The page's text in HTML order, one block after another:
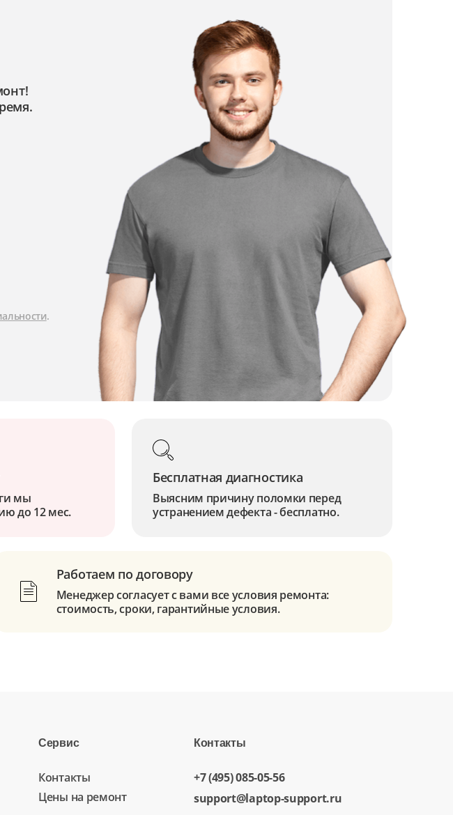
.
мы
до 12 мес.
Бесплатная диагностика
Выясним причину поломки перед
устранением дефекта - бесплатно.
Работаем по договору
Менеджер согласует с вами все условия ремонта:
стоимость, сроки, гарантийные условия.
Сервис
Контакты
Цены на ремонт
Контакты
+7 (495) 085-05-56
support@laptop-support.ru